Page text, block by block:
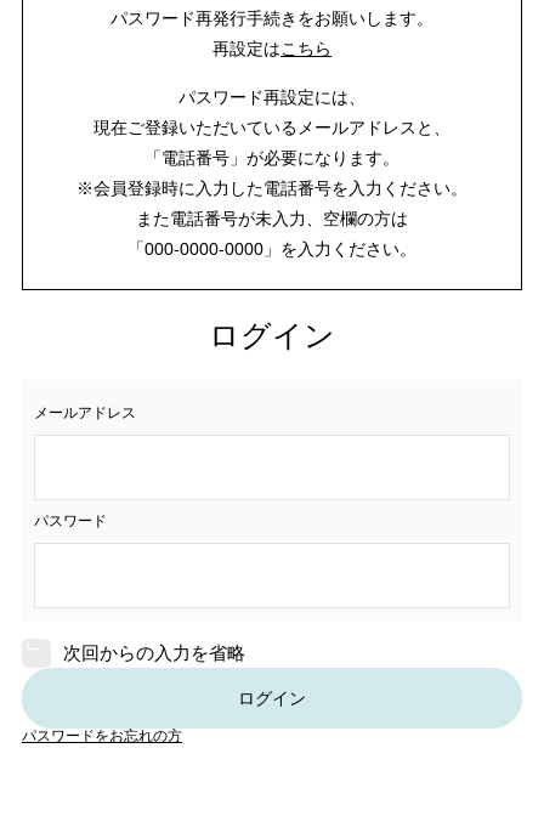
パスワード再発行手続きをお願いします。
再設定はこちら
パスワード再設定には、
現在ご登録いただいているメールアドレスと、
「電話番号」が必要になります。
※会員登録時に入力した電話番号を入力ください。
また電話番号が未入力、空欄の方は
「000-0000-0000」を入力ください。
ログイン
メールアドレス
パスワード
次回からの入力を省略
ログイン
パスワードをお忘れの方